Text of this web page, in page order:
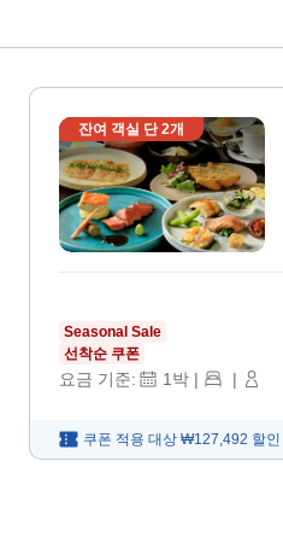
잔여 객실 단2개
Seasonal Sale
선착순 쿠폰
요금 기준: 1 박 | |
쿠폰 적용 대상 ₩127,492 할인